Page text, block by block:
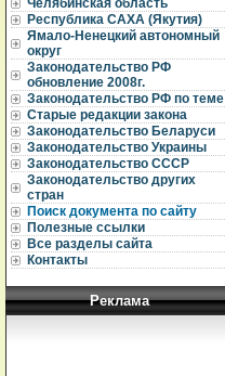
Челябинская область
Республика САХА (Якутия)
Ямало-Ненецкий автономный
округ
Законодательство РФ
обновление 2008г.
Законодательство РФ по теме
Старые редакции закона
Законодательство Беларуси
Законодательство Украины
Законодательство СССР
Законодательство других
стран
Поиск документа по сайту
Полезные ссылки
Все разделы сайта
Контакты
Реклама